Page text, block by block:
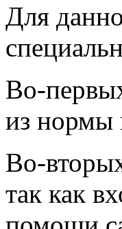
Для
Во-
из нормы
Во-
так как